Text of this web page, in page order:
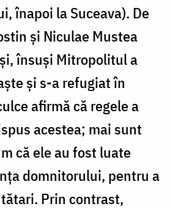
înapoi la Suceava). De
și Niculae Mustea
însuși Mitropolitul a
și s-a refugiat în
afirmă că regele a
acestea; mai sunt
că ele au fost luate
domnitorului, pentru a
Prin contrast,